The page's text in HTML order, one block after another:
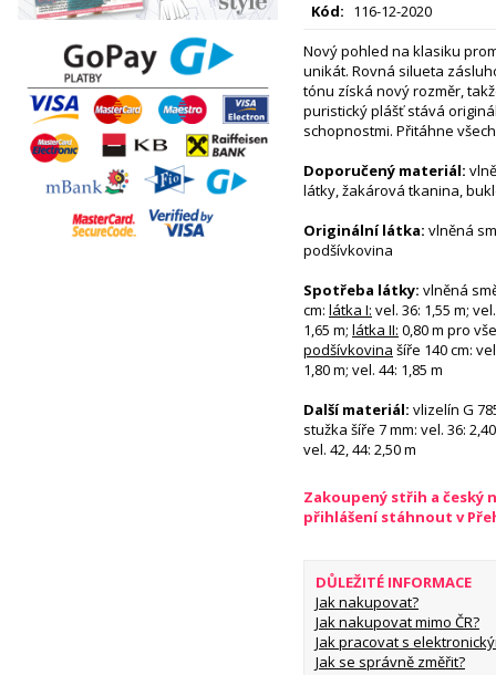
Kód: 116-12-2020
Nový pohled na klasiku
unikát. Rovná silueta
tónu získá nový rozměr,
puristický plášť stává
schopnostmi. Přitáhne
Doporučený materiál:
látky, žakárová tkanina,
Originální látka: vlněná
podšívkovina
Spotřeba látky: vlněná
cm: látka I: vel. 36: 1,55 m;
1,65 m; látka II: 0,80 m pro
podšívkovina šíře 140 cm:
1,80 m; vel. 44: 1,85 m
Další materiál: vlizelín G
stužka šíře 7 mm: vel. 36:
vel. 42, 44: 2,50 m
Zakoupený střih a český
přihlášení stáhnout v
DŮLEŽITÉ INFORMACE
Jak nakupovat?
Jak nakupovat mimo ČR?
Jak pracovat s
Jak se správně změřit?